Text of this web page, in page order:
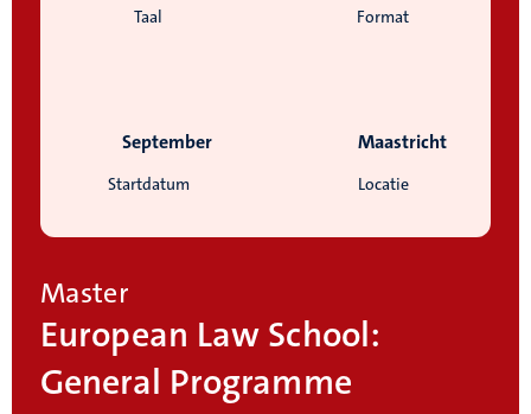
Taal Format
Startdatum
September
Locatie
Maastricht
Master
European Law School:
General Programme